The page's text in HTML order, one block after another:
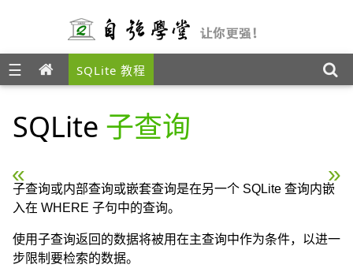
☰ SQLite 教程
SQLite 子查询
« SQLite 事务 SQLite Autoincrement »
子查询或内部查询或嵌套查询是在另一个 SQLite 查询内嵌
入在 WHERE 子句中的查询。
使用子查询返回的数据将被用在主查询中作为条件，以进一
步限制要检索的数据。